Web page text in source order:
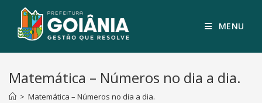
MENU
Matemática – Números no dia a dia.
> Matemática – Números no dia a dia.